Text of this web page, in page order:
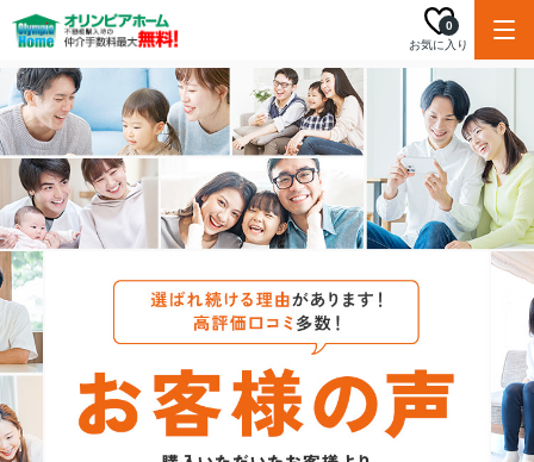
お気に入り
0